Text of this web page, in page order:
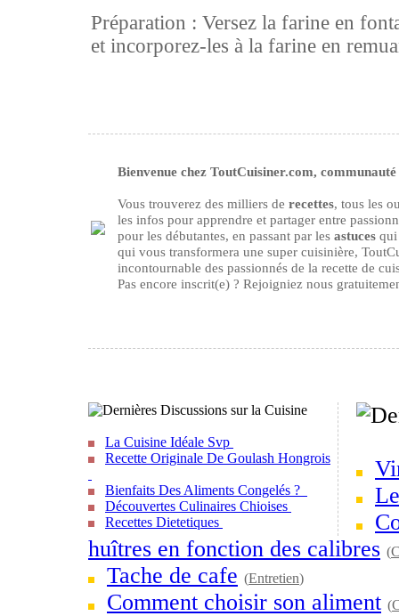
Préparation : Versez la farine en
et incorporez-les à la farine en
Bienvenue chez ToutCuisiner.com, communauté
Vous trouverez des milliers de recettes, tous les
les infos pour apprendre et partager entre
pour les débutantes, en passant par les astuces qui
qui vous transformera une super cuisinière,
incontournable des passionnés de la recette de
Pas encore inscrit(e) ? Rejoigniez nous
La Cuisine Idéale Svp
Recette Originale De Goulash Hongrois
Bienfaits Des Aliments Congelés ?
Découvertes Culinaires Chioises
Recettes Dietetiques
huîtres en fonction des calibres (
Tache de cafe (Entretien)
Comment choisir son aliment (